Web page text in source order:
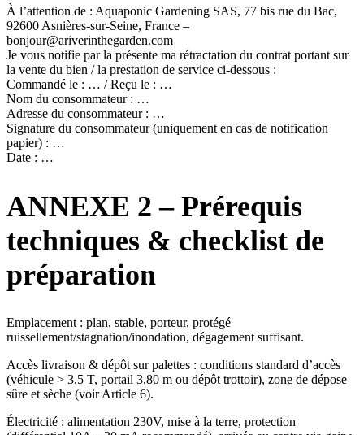
À l’attention de : Aquaponic Gardening SAS, 77 bis rue du Bac,
92600 Asnières-sur-Seine, France –
bonjour@ariverinthegarden.com
Je vous notifie par la présente ma rétractation du contrat portant sur
la vente du bien / la prestation de service ci-dessous :
Commandé le : … / Reçu le : …
Nom du consommateur : …
Adresse du consommateur : …
Signature du consommateur (uniquement en cas de notification
papier) : …
Date : …
ANNEXE 2 – Prérequis
techniques & checklist de
préparation
Emplacement : plan, stable, porteur, protégé
ruissellement/stagnation/inondation, dégagement suffisant.
Accès livraison & dépôt sur palettes : conditions standard d’accès
(véhicule > 3,5 T, portail 3,80 m ou dépôt trottoir), zone de dépose
sûre et sèche (voir Article 6).
Électricité : alimentation 230V, mise à la terre, protection